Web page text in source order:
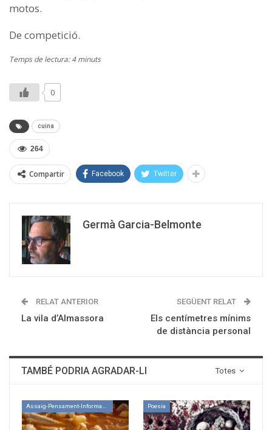
motos.
De competició.
Temps de lectura: 4 minuts
0
cuina
264
Compartir Facebook Twitter
Germà Garcia-Belmonte
RELAT ANTERIOR
La vila d’Almassora
SEGÜENT RELAT
Els centímetres mínims
de distància personal
Totes
TAMBÉ PODRIA AGRADAR-LI
Poesia